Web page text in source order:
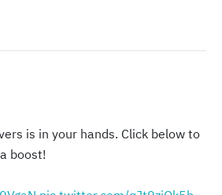
is in your hands. Click below to
boost!